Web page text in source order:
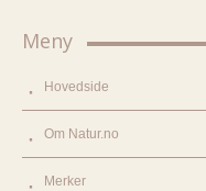
Meny
Hovedside
Om Natur.no
Merker